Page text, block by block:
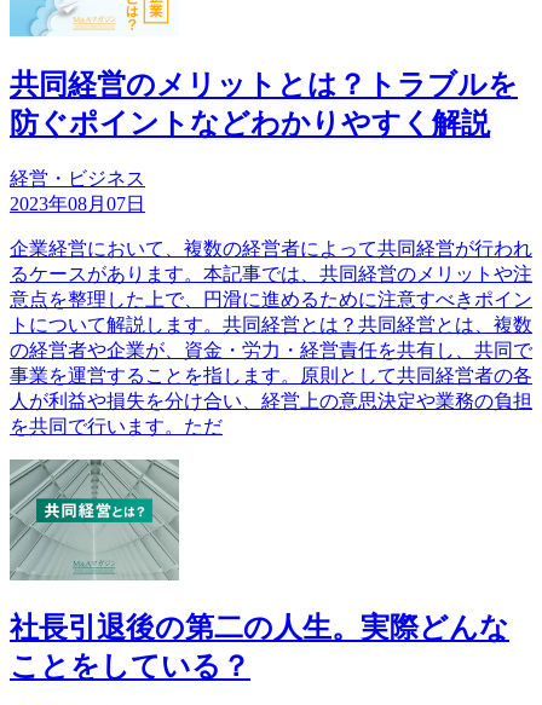
共同経営のメリットとは？トラブルを
防ぐポイントなどわかりやすく解説
経営・ビジネス
2023年08月07日
企業経営において、複数の経営者によって共同経営が行われ
るケースがあります。本記事では、共同経営のメリットや注
意点を整理した上で、円滑に進めるために注意すべきポイン
トについて解説します。共同経営とは？共同経営とは、複数
の経営者や企業が、資金・労力・経営責任を共有し、共同で
事業を運営することを指します。原則として共同経営者の各
人が利益や損失を分け合い、経営上の意思決定や業務の負担
を共同で行います。ただ
社長引退後の第二の人生。実際どんな
ことをしている？